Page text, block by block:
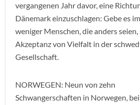
vergangenen Jahr davor, eine
Dänemark einzuschlagen: Gebe es
weniger Menschen, die anders seien,
Akzeptanz von Vielfalt in der
Gesellschaft.
NORWEGEN: Neun von zehn
Schwangerschaften in Norwegen,